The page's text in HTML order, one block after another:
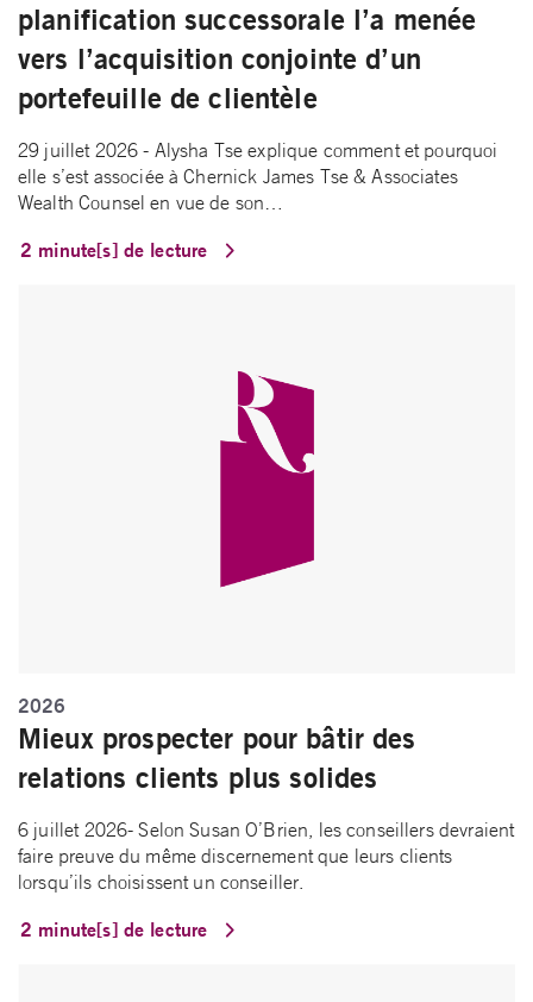
planification successorale l’a menée
vers l’acquisition conjointe d’un
portefeuille de clientèle
29 juillet 2026 - Alysha Tse explique comment et pourquoi
elle s’est associée à Chernick James Tse & Associates
Wealth Counsel en vue de son…
2 minute[s] de lecture
2026
Mieux prospecter pour bâtir des
relations clients plus solides
6 juillet 2026- Selon Susan O’Brien, les conseillers devraient
faire preuve du même discernement que leurs clients
lorsqu’ils choisissent un conseiller.
2 minute[s] de lecture